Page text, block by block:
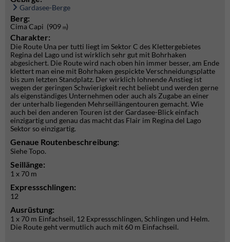
Gardasee-Berge
Berg:
Cima Capi (909 m)
Charakter:
Die Route Una per tutti liegt im Sektor C des Klettergebietes
Regina del Lago und ist wirklich sehr gut mit Bohrhaken
abgesichert. Die Route wird nach oben hin immer besser, am Ende
klettert man eine mit Bohrhaken gespickte Verschneidungsplatte
bis zum letzten Standplatz. Der wirklich lohnende Anstieg ist
wegen der geringen Schwierigkeit recht beliebt und werden gerne
als eigenständiges Unternehmen oder auch als Zugabe an einer
der unterhalb liegenden Mehrseillängentouren gemacht. Wie
auch bei den anderen Touren ist der Gardasee-Blick einfach
einzigartig und genau das macht das Flair im Regina del Lago
Sektor so einzigartig.
Genaue Routenbeschreibung:
Siehe Topo.
Seillänge:
1 x 70 m
Expressschlingen:
12
Ausrüstung:
1 x 70 m Einfachseil, 12 Expressschlingen, Schlingen und Helm.
Die Route geht vermutlich auch mit 60 m Einfachseil.